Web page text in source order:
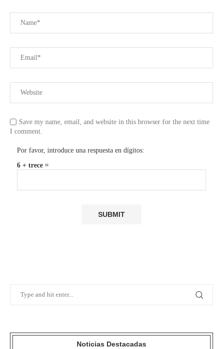
Save my name, email, and website in this browser for the next time
I comment.
Por favor, introduce una respuesta en dígitos:
6 + trece =
Noticias Destacadas